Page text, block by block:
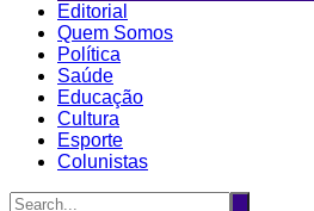
Editorial
Quem Somos
Política
Saúde
Educação
Cultura
Esporte
Colunistas